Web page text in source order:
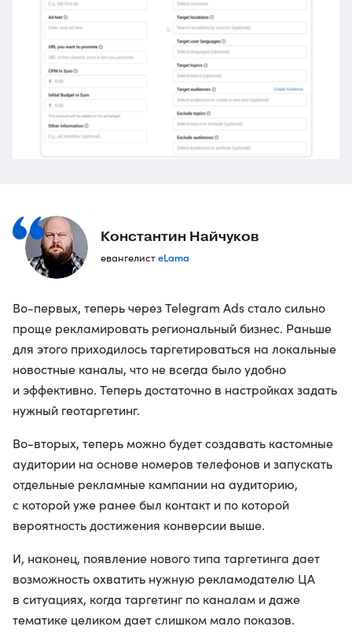
Константин Найчуков
евангелистeLama
Во-первых, теперь через Telegram Ads стало сильно
проще рекламировать региональный бизнес. Раньше
для этого приходилось таргетироваться на локальные
новостные каналы, что не всегда было удобно
и эффективно. Теперь достаточно в настройках задать
нужный геотаргетинг.
Во-вторых, теперь можно будет создавать кастомные
аудитории на основе номеров телефонов и запускать
отдельные рекламные кампании на аудиторию,
с которой уже ранее был контакт и по которой
вероятность достижения конверсии выше.
И, наконец, появление нового типа таргетинга дает
возможность охватить нужную рекламодателю ЦА
в ситуациях, когда таргетинг по каналам и даже
тематике целиком дает слишком мало показов.